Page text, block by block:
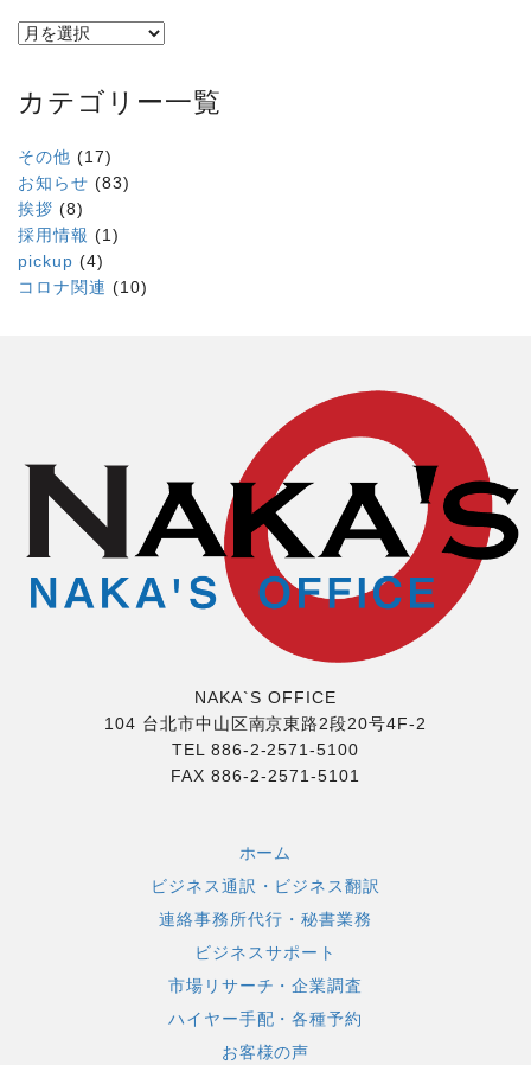
カテゴリー一覧
その他 (17)
お知らせ (83)
挨拶 (8)
採用情報 (1)
pickup (4)
コロナ関連 (10)
NAKA`S OFFICE
104 台北市中山区南京東路2段20号4F-2
TEL 886-2-2571-5100
FAX 886-2-2571-5101
ホーム
ビジネス通訳・ビジネス翻訳
連絡事務所代行・秘書業務
ビジネスサポート
市場リサーチ・企業調査
ハイヤー手配・各種予約
お客様の声